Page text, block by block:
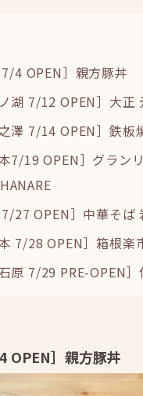
4 OPEN］親方豚丼
湖 7/12 OPEN］大正
澤 7/14 OPEN］鉄板
7/19 OPEN］グラン
27 OPEN］中華そば
7/28 OPEN］箱根楽
原 7/29 PRE-OPEN］
OPEN］親方豚丼